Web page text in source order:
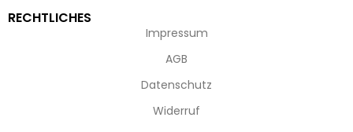
RECHTLICHES
Impressum
AGB
Datenschutz
Widerruf